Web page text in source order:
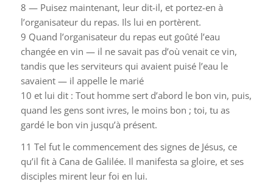
8 — Puisez maintenant, leur dit-il, et portez-en à
l’organisateur du repas. Ils lui en portèrent.
9 Quand l’organisateur du repas eut goûté l’eau
changée en vin — il ne savait pas d’où venait ce vin,
tandis que les serviteurs qui avaient puisé l’eau le
savaient — il appelle le marié
10 et lui dit : Tout homme sert d’abord le bon vin, puis,
quand les gens sont ivres, le moins bon ; toi, tu as
gardé le bon vin jusqu’à présent.
11 Tel fut le commencement des signes de Jésus, ce
qu’il fit à Cana de Galilée. Il manifesta sa gloire, et ses
disciples mirent leur foi en lui.